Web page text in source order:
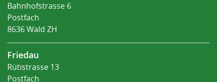
Bahnhofstrasse 6
Postfach
8636 Wald ZH
Friedau
Rütistrasse 13
Postfach